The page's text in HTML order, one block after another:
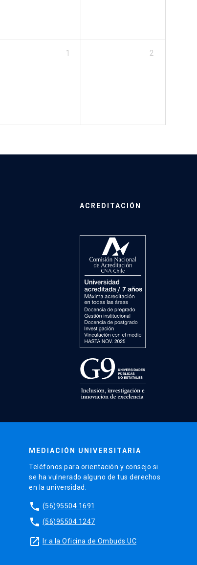
1 2
ACREDITACIÓN
MEDIACIÓN UNIVERSITARIA
Teléfonos para orientación y consejo si
se ha vulnerado alguno de tus derechos
en la universidad.
phone (56)95504 1691
phone (56)95504 1247
launch Ir a la Oficina de Ombuds UC